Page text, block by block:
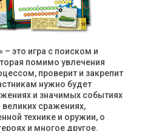
– это игра с поиском и
помимо увлечения
проверит и закрепит
нужно будет
и значимых событиях
великих сражениях,
технике и оружии, о
и многое другое.